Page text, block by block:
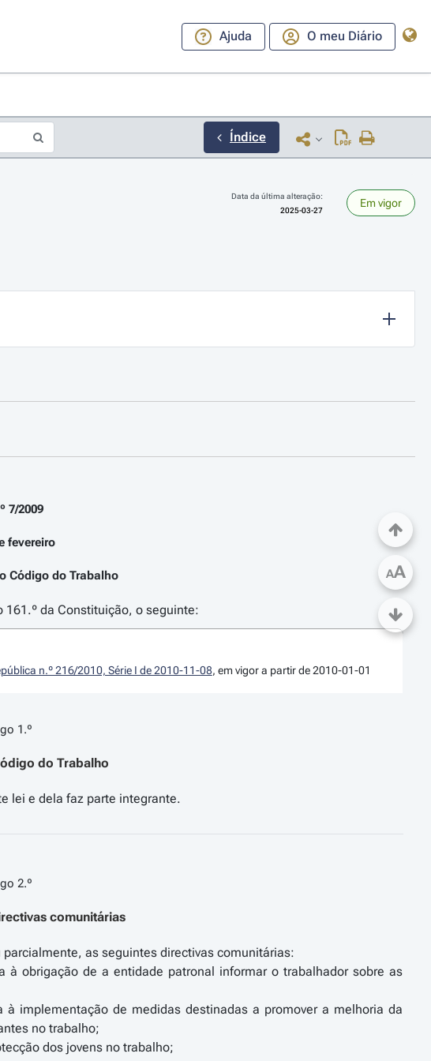
Ajuda O meu Diário
Índice
Data da última alteração:
2025-03-27
Em vigor
7/2009
fevereiro
Código do Trabalho
da Constituição, o seguinte:
n.º 216/2010, Série I de 2010-11-08, em vigor a partir de 2010-01-01
1.º
do Trabalho
2.º
comunitárias
as seguintes directivas comunitárias:
à obrigação de a entidade patronal informar o trabalhador sobre as
implementação de medidas destinadas a promover a melhoria da
no trabalho;
dos jovens no trabalho;
AA